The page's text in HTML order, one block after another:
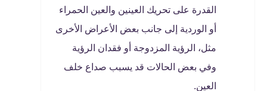
القدرة على تحريك العينين والعين الحمراء
أو الوردية إلى جانب بعض الأعراض الأخرى
مثل، الرؤية المزدوجة أو فقدان الرؤية
وفي بعض الحالات قد يسبب صداع خلف
العين.